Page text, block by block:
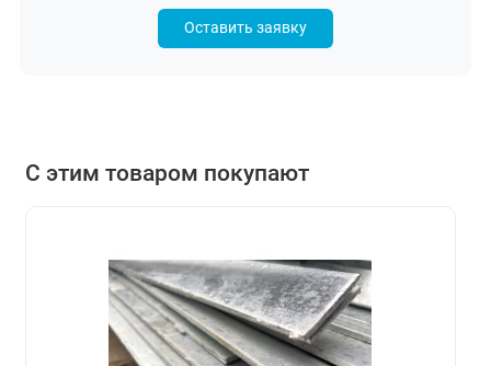
Оставить заявку
С этим товаром покупают